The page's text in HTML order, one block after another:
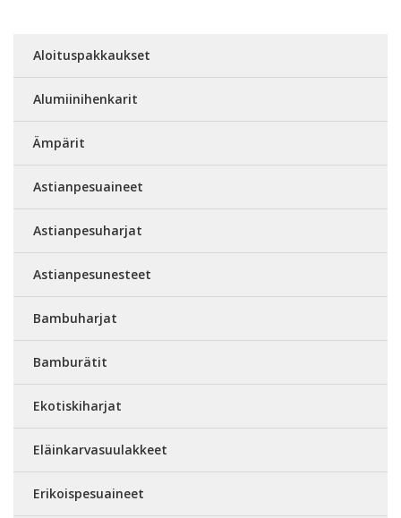
Aloituspakkaukset
Alumiinihenkarit
Ämpärit
Astianpesuaineet
Astianpesuharjat
Astianpesunesteet
Bambuharjat
Bamburätit
Ekotiskiharjat
Eläinkarvasuulakkeet
Erikoispesuaineet